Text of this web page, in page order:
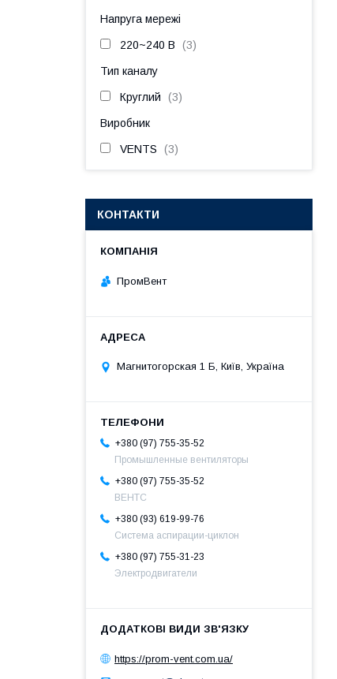
Напруга мережі
220~240 В 3
Тип каналу
Круглий 3
Виробник
VENTS 3
КОНТАКТИ
ПромВент
Магнитогорская 1 Б, Київ, Україна
+380 (97) 755-35-52
Промышленные вентиляторы
+380 (97) 755-35-52
ВЕНТС
+380 (93) 619-99-76
Система аспирации-циклон
+380 (97) 755-31-23
Электродвигатели
https://prom-vent.com.ua/